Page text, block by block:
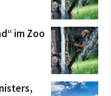
im Zoo